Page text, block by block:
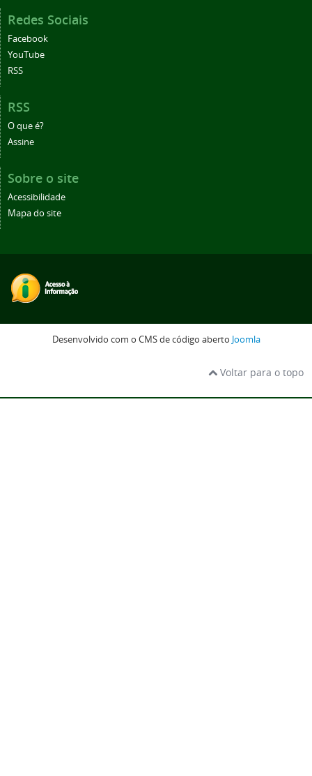
Redes Sociais
Facebook
YouTube
RSS
RSS
O que é?
Assine
Sobre o site
Acessibilidade
Mapa do site
Desenvolvido com o CMS de código aberto Joomla
Voltar para o topo